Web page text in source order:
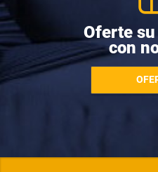
Oferte
con